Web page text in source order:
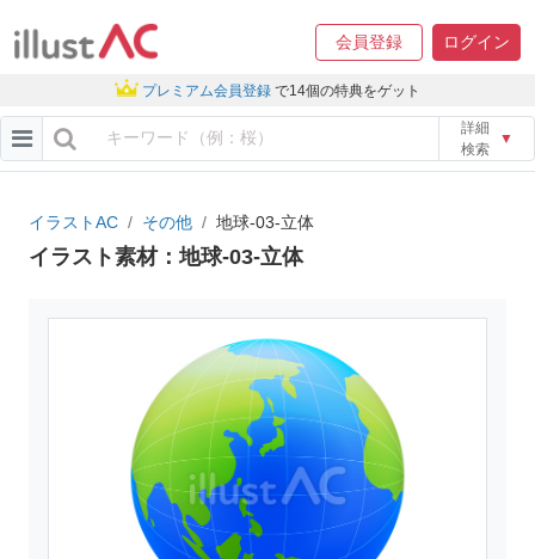
会員登録 ログイン
プレミアム会員登録 で14個の特典をゲット
詳細
検索
▼
イラストAC その他 地球-03-立体
イラスト素材：地球-03-立体